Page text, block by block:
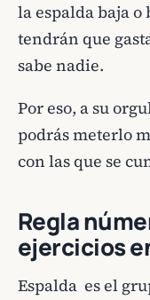
la espalda baja o
tendrán que
sabe nadie.
Por eso, a su
podrás meterlo
con las que se
Regla
ejercicios
Espalda es el